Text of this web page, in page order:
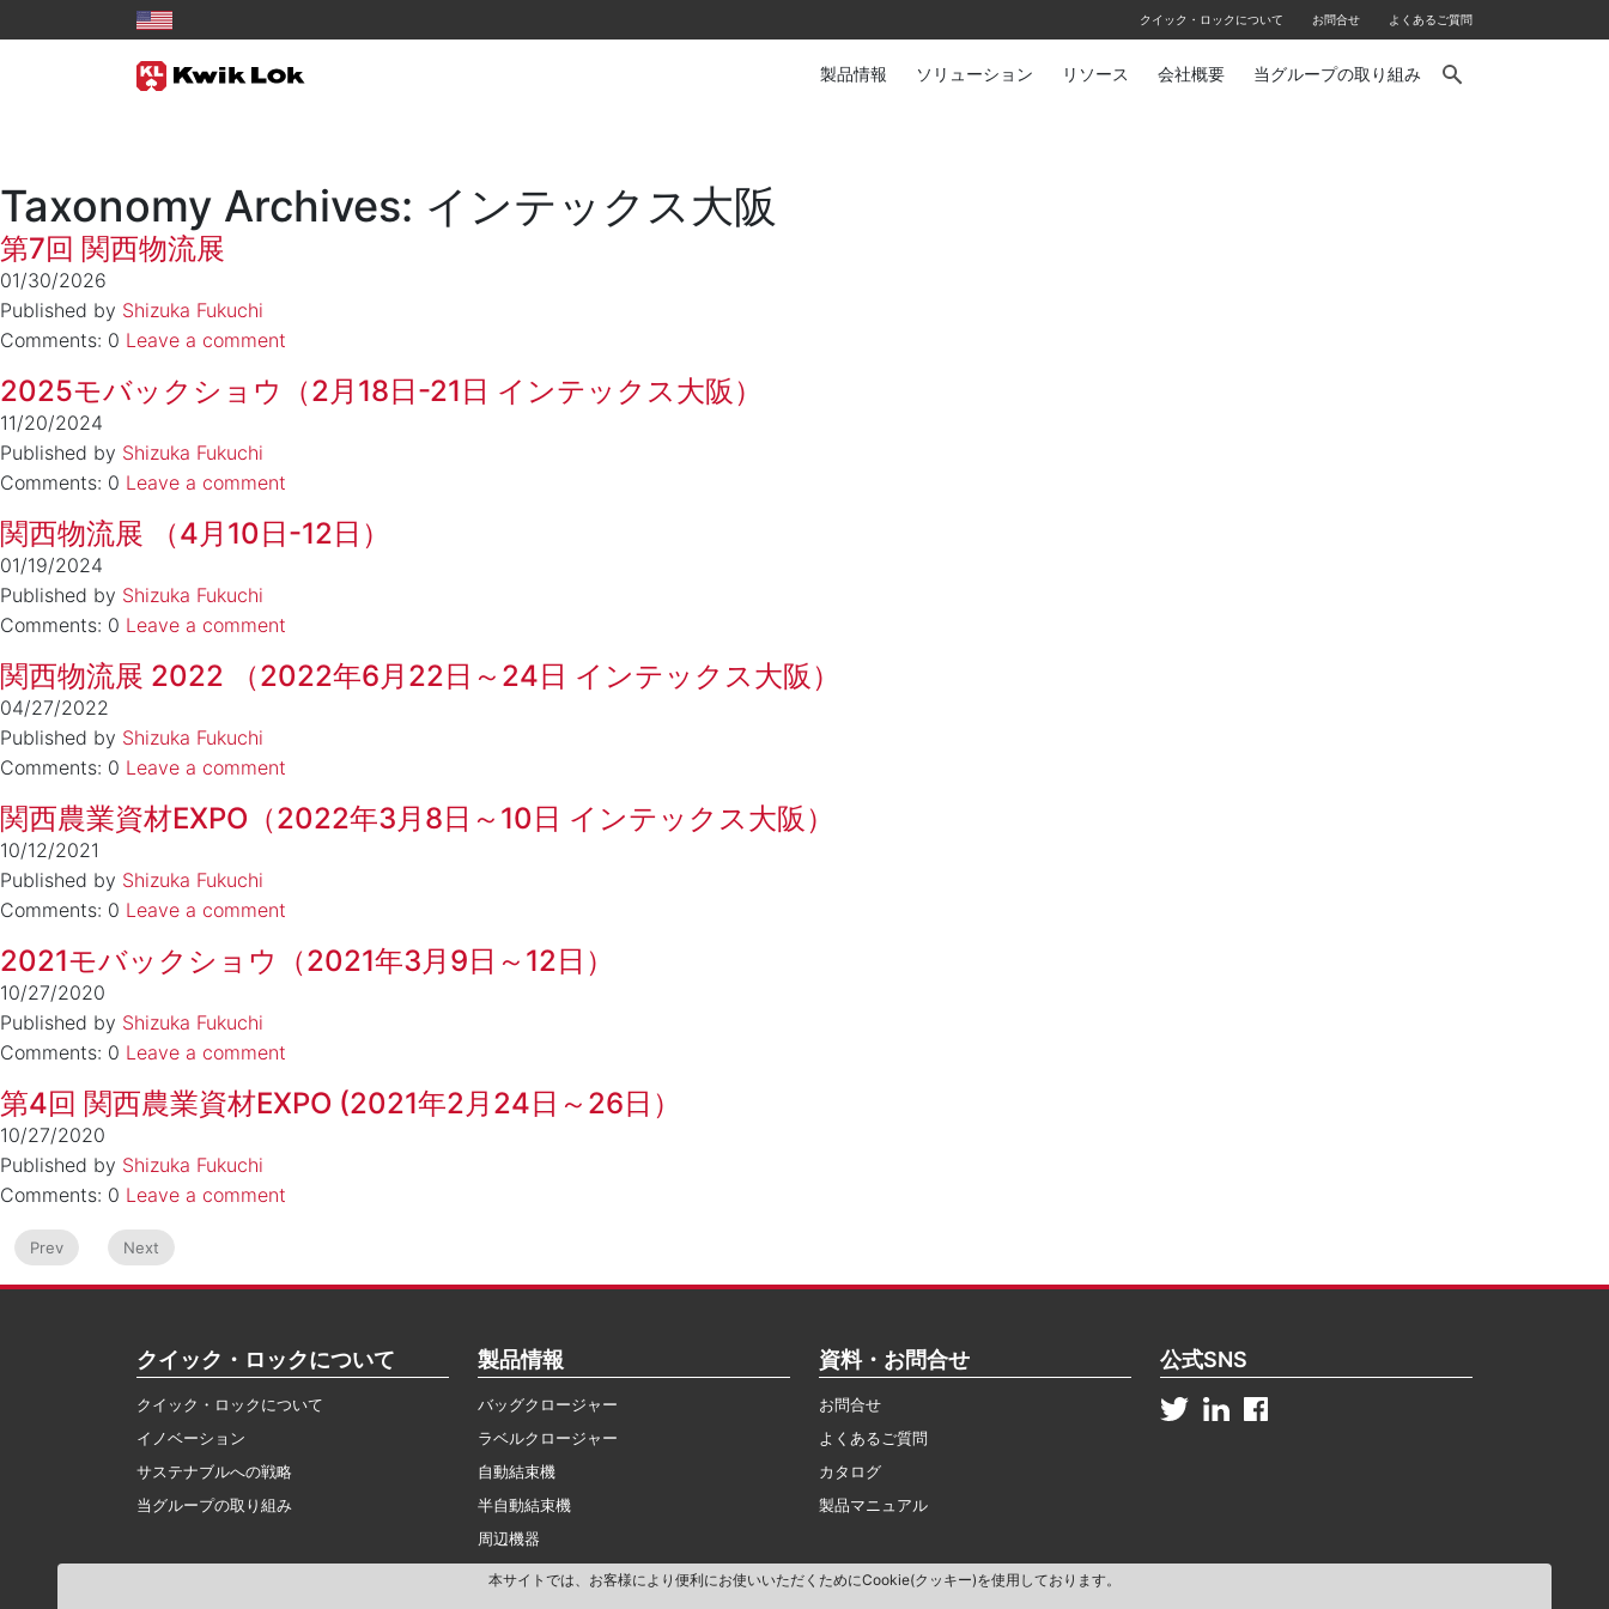
クイック・ロックについて お問合せ よくあるご質問
製品情報 ソリューション リソース 会社概要 当グループの取り組み
Taxonomy Archives: インテックス大阪
第7回 関西物流展
01/30/2026
Published by Shizuka Fukuchi
Comments: 0 Leave a comment
2025モバックショウ（2月18日-21日 インテックス大阪）
11/20/2024
Published by Shizuka Fukuchi
Comments: 0 Leave a comment
関西物流展 （4月10日-12日）
01/19/2024
Published by Shizuka Fukuchi
Comments: 0 Leave a comment
関西物流展 2022 （2022年6月22日～24日 インテックス大阪）
04/27/2022
Published by Shizuka Fukuchi
Comments: 0 Leave a comment
関西農業資材EXPO（2022年3月8日～10日 インテックス大阪）
10/12/2021
Published by Shizuka Fukuchi
Comments: 0 Leave a comment
2021モバックショウ（2021年3月9日～12日）
10/27/2020
Published by Shizuka Fukuchi
Comments: 0 Leave a comment
第4回 関西農業資材EXPO (2021年2月24日～26日）
10/27/2020
Published by Shizuka Fukuchi
Comments: 0 Leave a comment
Prev Next
クイック・ロックについて
クイック・ロックについて
イノベーション
サステナブルへの戦略
当グループの取り組み
製品情報
バッグクロージャー
ラベルクロージャー
自動結束機
半自動結束機
周辺機器
資料・お問合せ
お問合せ
よくあるご質問
カタログ
製品マニュアル
公式SNS
本サイトでは、お客様により便利にお使いいただくためにCookie(クッキー)を使用しております。